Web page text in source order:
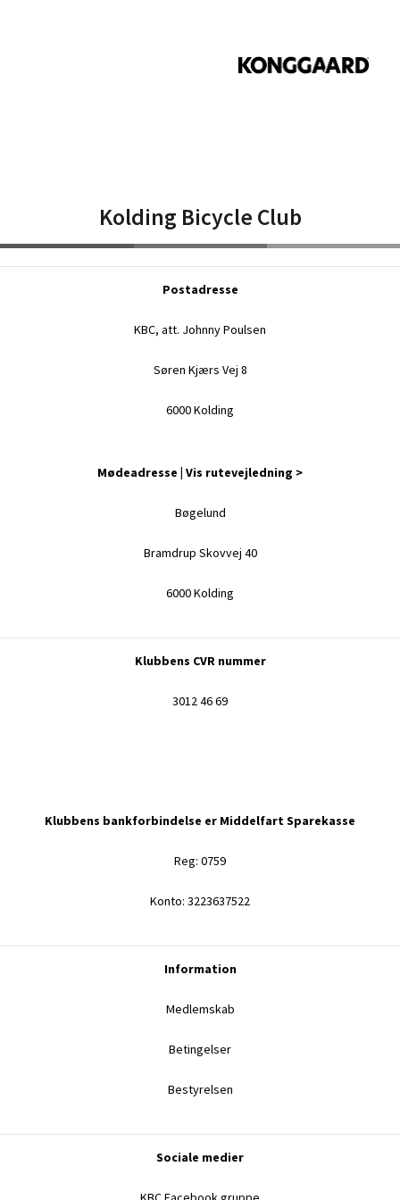
Kolding Bicycle Club
Postadresse
KBC, att. Johnny Poulsen
Søren Kjærs Vej 8
6000 Kolding
Mødeadresse | Vis rutevejledning >
Bøgelund
Bramdrup Skovvej 40
6000 Kolding
Klubbens CVR nummer
3012 46 69
Klubbens bankforbindelse er Middelfart Sparekasse
Reg: 0759
Konto: 3223637522
Information
Medlemskab
Betingelser
Bestyrelsen
Sociale medier